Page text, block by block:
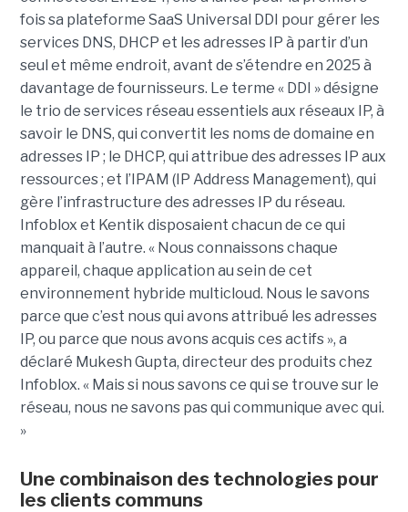
fois sa plateforme SaaS Universal DDI pour gérer les
services DNS, DHCP et les adresses IP à partir d’un
seul et même endroit, avant de s’étendre en 2025 à
davantage de fournisseurs. Le terme « DDI » désigne
le trio de services réseau essentiels aux réseaux IP, à
savoir le DNS, qui convertit les noms de domaine en
adresses IP ; le DHCP, qui attribue des adresses IP aux
ressources ; et l’IPAM (IP Address Management), qui
gère l’infrastructure des adresses IP du réseau.
Infoblox et Kentik disposaient chacun de ce qui
manquait à l’autre. « Nous connaissons chaque
appareil, chaque application au sein de cet
environnement hybride multicloud. Nous le savons
parce que c’est nous qui avons attribué les adresses
IP, ou parce que nous avons acquis ces actifs », a
déclaré Mukesh Gupta, directeur des produits chez
Infoblox. « Mais si nous savons ce qui se trouve sur le
réseau, nous ne savons pas qui communique avec qui.
»
Une combinaison des technologies pour
les clients communs